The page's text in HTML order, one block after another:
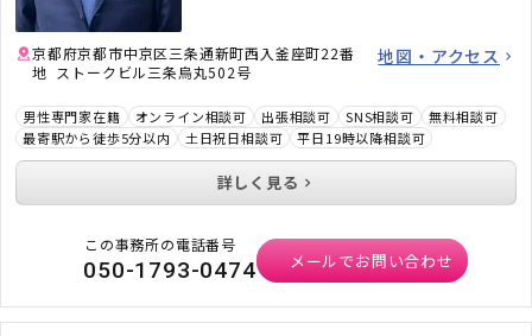
京都府京都市中京区三条通新町西入釜座町22番
地 ストークビル三条烏丸502号
地図・アクセス
男性専門家在籍 オンライン相談可 出張相談可 SNS相談可
無料相談可
最寄駅から徒歩5分以内
土日祝日相談可 平日19時以降相談可
詳しく見る
この事務所の電話番号
050-1793-0474 メールでお問い合わせ